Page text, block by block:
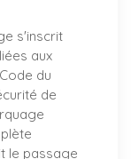
s'inscrit
aux
du
de
le passage